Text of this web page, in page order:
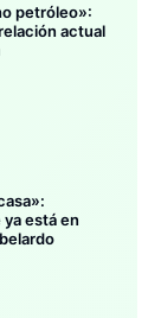
petróleo»:
actual
está en